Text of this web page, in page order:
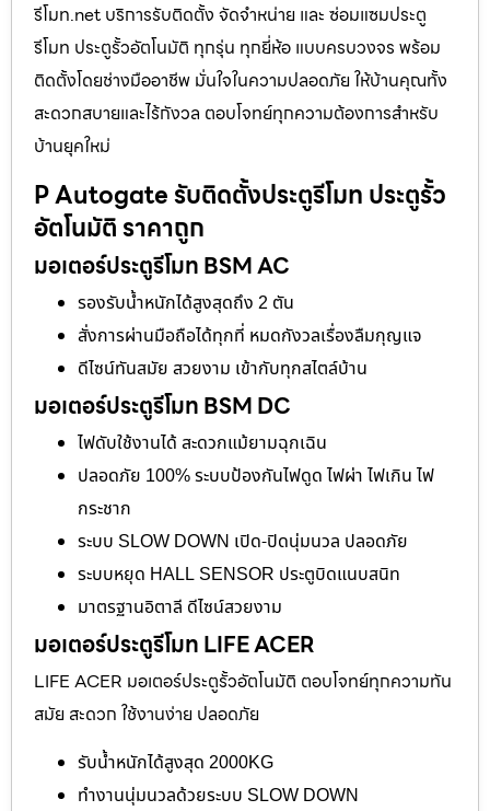
รีโมท.net บริการรับติดตั้ง จัดจำหน่าย และ ซ่อมแซมประตู
รีโมท ประตูรั้วอัตโนมัติ ทุกรุ่น ทุกยี่ห้อ แบบครบวงจร พร้อม
ติดตั้งโดยช่างมืออาชีพ มั่นใจในความปลอดภัย ให้บ้านคุณทั้ง
สะดวกสบายและไร้กังวล ตอบโจทย์ทุกความต้องการสำหรับ
บ้านยุคใหม่
P Autogate รับติดตั้งประตูรีโมท ประตูรั้ว
อัตโนมัติ ราคาถูก
มอเตอร์ประตูรีโมท BSM AC
รองรับน้ำหนักได้สูงสุดถึง 2 ตัน
สั่งการผ่านมือถือได้ทุกที่ หมดกังวลเรื่องลืมกุญแจ
ดีไซน์ทันสมัย สวยงาม เข้ากับทุกสไตล์บ้าน
มอเตอร์ประตูรีโมท BSM DC
ไฟดับใช้งานได้ สะดวกแม้ยามฉุกเฉิน
ปลอดภัย 100% ระบบป้องกันไฟดูด ไฟผ่า ไฟเกิน ไฟ
กระชาก
ระบบ SLOW DOWN เปิด-ปิดนุ่มนวล ปลอดภัย
ระบบหยุด HALL SENSOR ประตูบิดแนบสนิท
มาตรฐานอิตาลี ดีไซน์สวยงาม
มอเตอร์ประตูรีโมท LIFE ACER
LIFE ACER มอเตอร์ประตูรั้วอัตโนมัติ ตอบโจทย์ทุกความทัน
สมัย สะดวก ใช้งานง่าย ปลอดภัย
รับน้ำหนักได้สูงสุด 2000KG
ทำงานนุ่มนวลด้วยระบบ SLOW DOWN